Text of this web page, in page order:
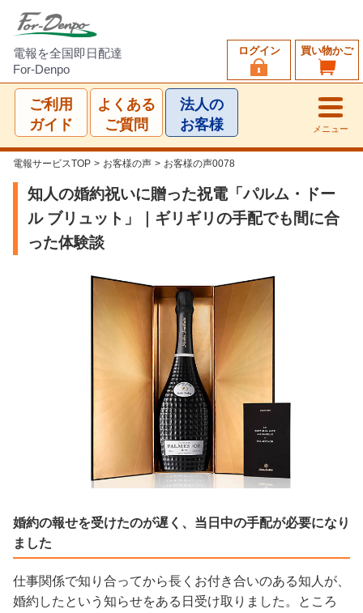
電報を全国即日配達
For-Denpo
買い物かご
ログイン
ご利用
ガイド
よくある
ご質問
法人の
お客様
メニュー
電報サービスTOP > お客様の声 > お客様の声0078
知人の婚約祝いに贈った祝電「パルム・ドー
ル ブリュット」｜ギリギリの手配でも間に合
った体験談
婚約の報せを受けたのが遅く、当日中の手配が必要になり
ました
仕事関係で知り合ってから長くお付き合いのある知人が、
婚約したという知らせをある日受け取りました。ところ